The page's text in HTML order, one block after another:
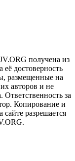
получена из
её достоверность
размещенные на
авторов и не
за
Копирование и
разрешается